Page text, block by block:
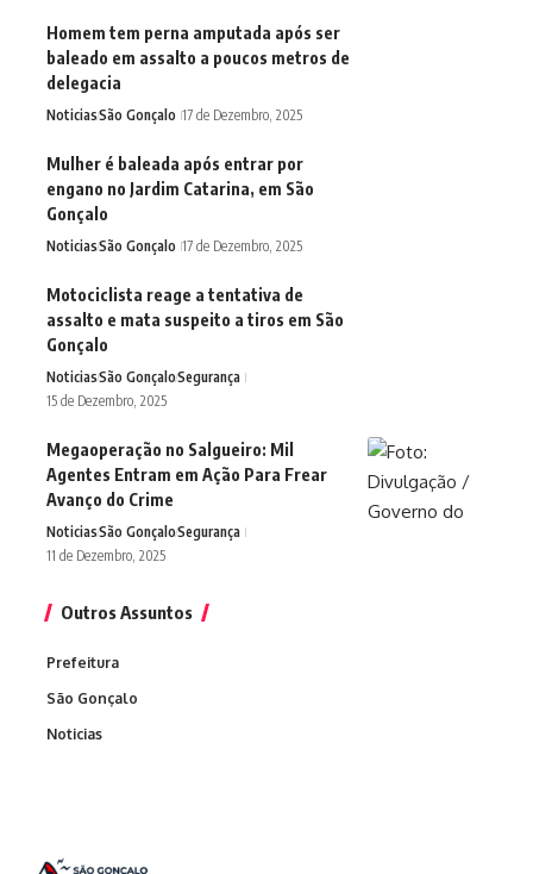
Homem tem perna amputada após ser
baleado em assalto a poucos metros de
delegacia
NoticiasSão Gonçalo 17 de Dezembro, 2025
Mulher é baleada após entrar por
engano no Jardim Catarina, em São
Gonçalo
NoticiasSão Gonçalo 17 de Dezembro, 2025
Motociclista reage a tentativa de
assalto e mata suspeito a tiros em São
Gonçalo
NoticiasSão GonçaloSegurança
15 de Dezembro, 2025
Megaoperação no Salgueiro: Mil
Agentes Entram em Ação Para Frear
Avanço do Crime
NoticiasSão GonçaloSegurança
11 de Dezembro, 2025
Outros Assuntos
Prefeitura
São Gonçalo
Noticias